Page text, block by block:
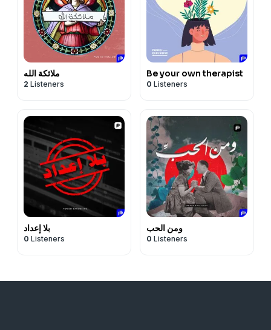
ملائكة الله
2 Listeners
Be your own therapist
0 Listeners
بلا إعداد
0 Listeners
ومن الحب
0 Listeners